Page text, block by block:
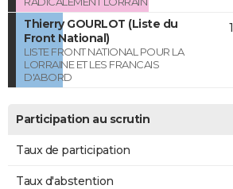
Thierry GOURLOT (Liste du
Front National)
LISTE FRONT NATIONAL POUR LA
LORRAINE ET LES FRANCAIS
D'ABORD
Participation au scrutin
Taux de participation
Taux d'abstention